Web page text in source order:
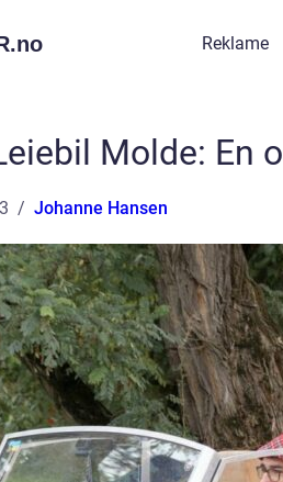
no Reklame
Molde: En
Johanne Hansen